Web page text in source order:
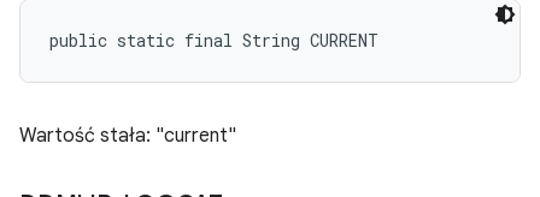
public static final String CURRENT
Wartość stała: "current"